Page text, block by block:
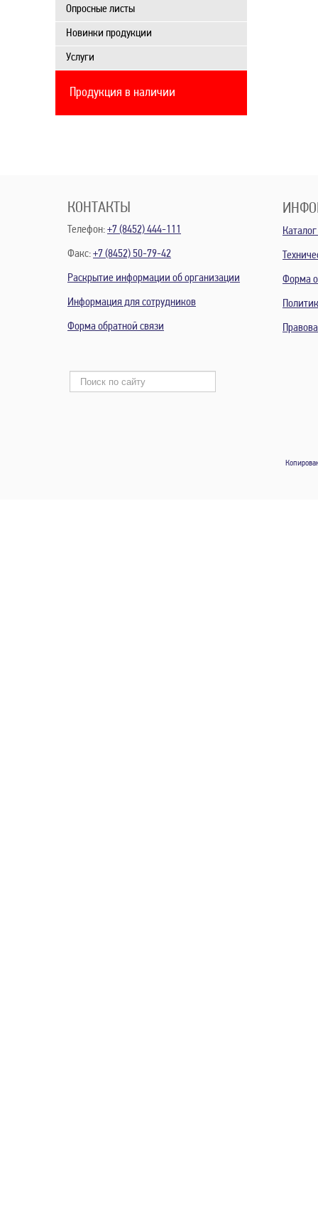
Опросные листы
Новинки продукции
Услуги
Продукция в наличии
КОНТАКТЫ
Телефон:+7 (8452) 444-111
Факс:+7 (8452) 50-79-42
Раскрытие информации об организации
Информация для сотрудников
Форма обратной связи
Форма